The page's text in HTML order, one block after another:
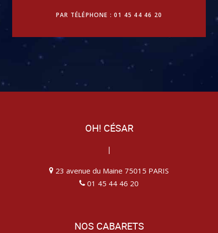
PAR TÉLÉPHONE : 01 45 44 46 20
OH! CÉSAR
|
23 avenue du Maine 75015 PARIS
01 45 44 46 20
NOS CABARETS